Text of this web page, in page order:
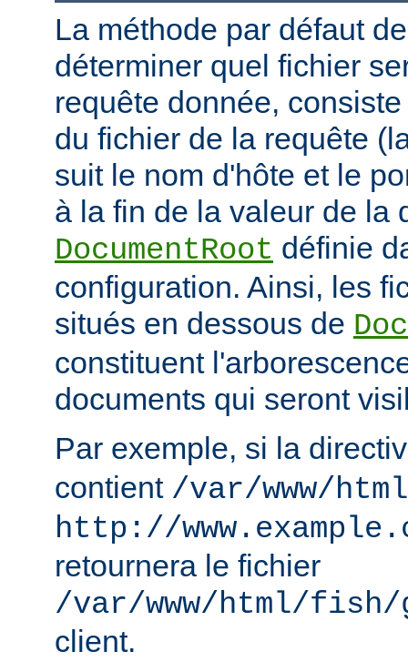
La méthode par défaut
déterminer quel fichier
requête donnée,
du fichier de la requête
suit le nom d'hôte et le
à la fin de la valeur de la
DocumentRoot définie
configuration. Ainsi, les
situés en dessous de
constituent
documents qui seront
Par exemple, si la
contient /var/www/html
http://
retournera le fichier
/var/www/html/fish/
client.